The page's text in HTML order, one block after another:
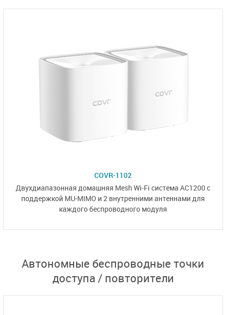
COVR-1102
Двухдиапазонная домашняя Mesh Wi-Fi система AC1200 с
поддержкой MU-MIMO и 2 внутренними антеннами для
каждого беспроводного модуля
Автономные беспроводные точки
доступа / повторители